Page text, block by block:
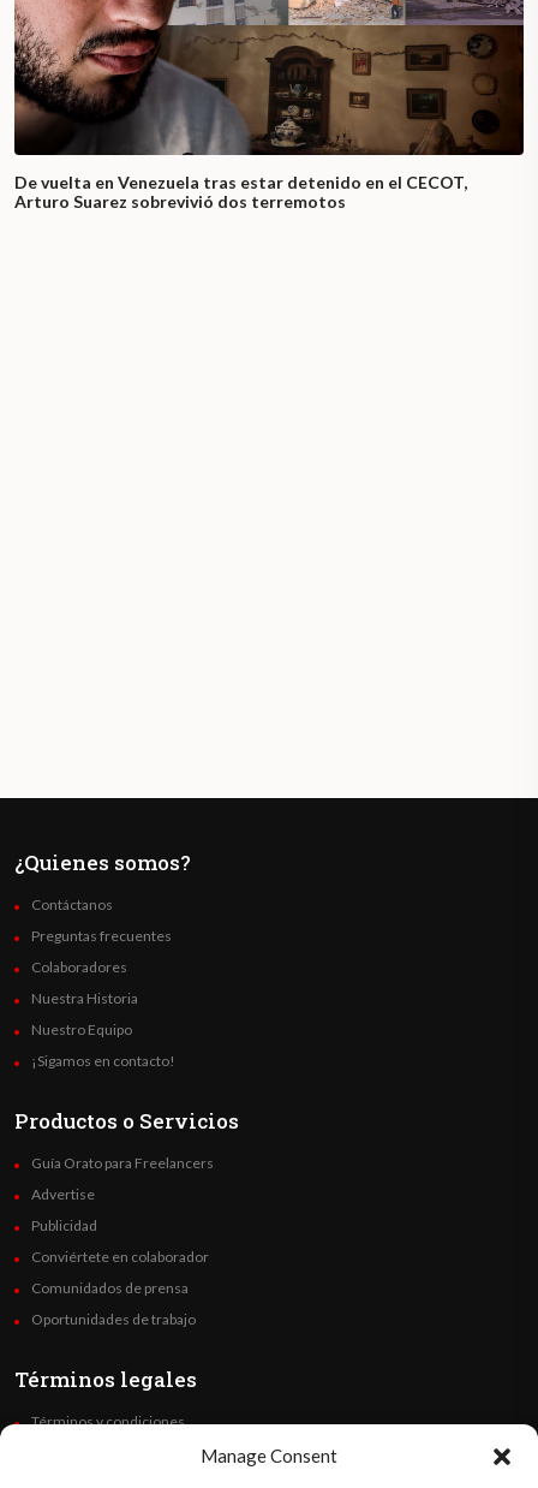
Manage Consent
De vuelta en Venezuela tras estar detenido en el CECOT,
Arturo Suarez sobrevivió dos terremotos
¿Quienes somos?
Contáctanos
Preguntas frecuentes
Colaboradores
Nuestra Historia
Nuestro Equipo
¡Sigamos en contacto!
Productos o Servicios
Guía Orato para Freelancers
Advertise
Publicidad
Conviértete en colaborador
Comunidados de prensa
Oportunidades de trabajo
Términos legales
Términos y condiciones